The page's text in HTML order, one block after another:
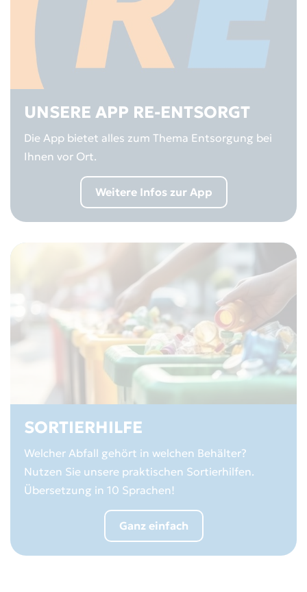
UNSERE APP RE-ENTSORGT
Die App bietet alles zum Thema Entsorgung bei
Ihnen vor Ort.
Weitere Infos zur App
SORTIERHILFE
Welcher Abfall gehört in welchen Behälter?
Nutzen Sie unsere praktischen Sortierhilfen.
Übersetzung in 10 Sprachen!
Ganz einfach